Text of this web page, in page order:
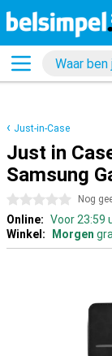
Just-in-Case
Just in
Samsung
0 sterren Nog
Online: Voor 23:59
Winkel:
Morgen